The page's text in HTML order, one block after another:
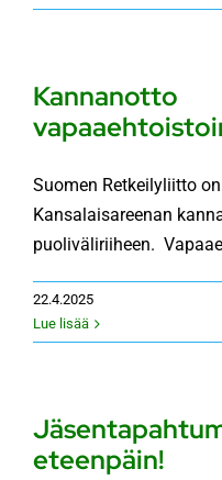
Kannanotto
Suomen Retkeilyliitto
Kansalaisareenan
puoliväliriiheen.
22.4.2025
Lue lisää
eteenpäin!